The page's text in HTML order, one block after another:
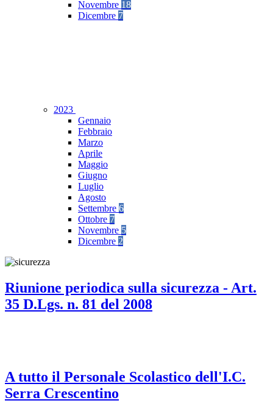
Novembre 18
Dicembre 7
2023
Gennaio
Febbraio
Marzo
Aprile
Maggio
Giugno
Luglio
Agosto
Settembre 6
Ottobre 7
Novembre 5
Dicembre 2
Riunione periodica sulla sicurezza - Art.
35 D.Lgs. n. 81 del 2008
A tutto il Personale Scolastico dell'I.C.
Serra Crescentino